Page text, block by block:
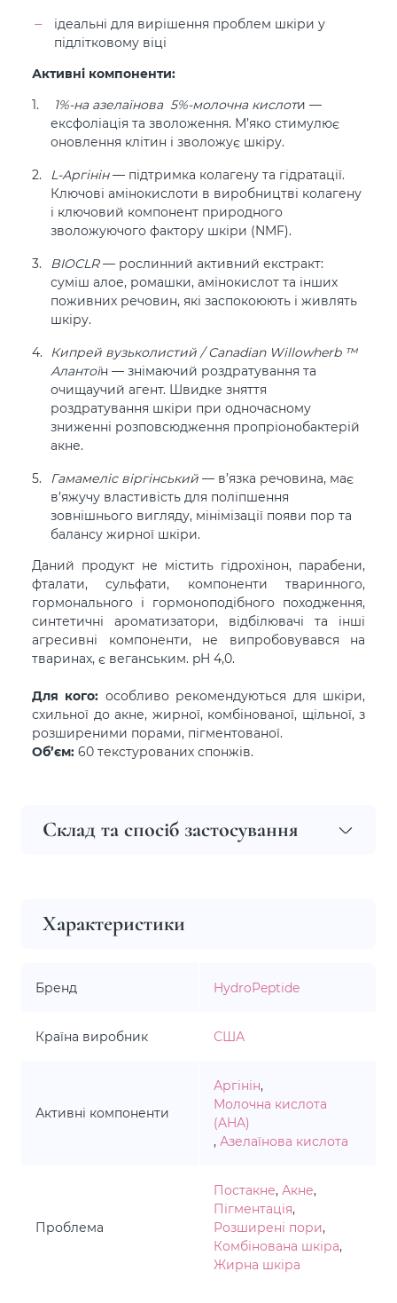
ідеальні для вирішення проблем шкіри у
підлітковому віці ⠀
Активні компоненти:
1%-на азелаїнова 5%-молочна кислоти —
ексфоліація та зволоження. М’яко стимулює
оновлення клітин і зволожує шкіру.
L-Аргінін— підтримка колагену та гідратації.
Ключові амінокислоти в виробництві колагену
і ключовий компонент природного
зволожуючого фактору шкіри (NMF).
BIOCLR— рослинний активний екстракт:
суміш алое, ромашки, амінокислот та інших
поживних речовин, які заспокоюють і живлять
шкіру.
Кипрей вузьколистий / Canadian Willowherb ™
Алантоїн — знімаючий роздратування та
очищаучий агент. Швидке зняття
роздратування шкіри при одночасному
зниженні розповсюдження пропріонобактерій
акне.
Гамамеліс віргінський — в’язка речовина, має
в’яжучу властивість для поліпшення
зовнішнього вигляду, мінімізації появи пор та
балансу жирної шкіри.
Даний продукт не містить гідрохінон, парабени,
фталати, сульфати, компоненти тваринного,
гормонального і гормоноподібного походження,
синтетичні ароматизатори, відбілювачі та інші
агресивні компоненти, не випробовувався на
тваринах, є веганським. pH 4,0.
Для кого: особливо рекомендуються для шкіри,
схильної до акне, жирної, комбінованої, щільної, з
розширеними порами, пігментованої.
Об’єм: 60 текстурованих спонжів.
Склад та спосіб застосування
Характеристики
Бренд HydroPeptide
Країна виробник США
Активні компоненти
Аргінін,
Молочна кислота
(AHA)
, Азелаїнова кислота
Проблема
Постакне, Акне,
Пігментація,
Розширені пори,
Комбінована шкіра,
Жирна шкіра